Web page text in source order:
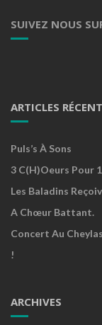
SUIVEZ NOUS
ARTICLES
Puls’s À Sons
3 C(h)oeurs Pour
Les Baladins
A Chœur Battant.
Concert Au
!
ARCHIVES